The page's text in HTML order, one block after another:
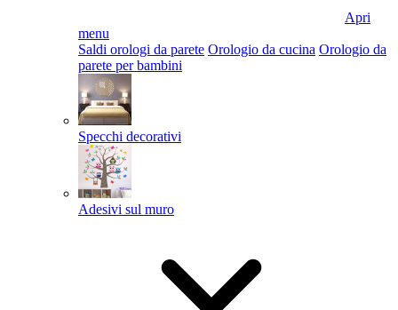
Apri
menu
Saldi orologi da parete Orologio da cucina Orologio da
parete per bambini
Specchi decorativi
Adesivi sul muro